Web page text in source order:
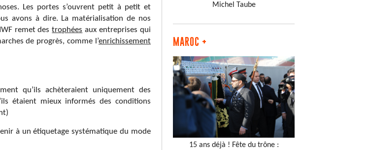
Les portes s’ouvrent petit à petit et
avons à dire. La matérialisation de nos
remet destrophées aux entreprises qui
de progrès, comme l’enrichissement
qu’ils achèteraient uniquement des
étaient mieux informés des conditions
à un étiquetage systématique du mode
Michel Taube
MAROC +
15 ans déjà ! Fête du trône :